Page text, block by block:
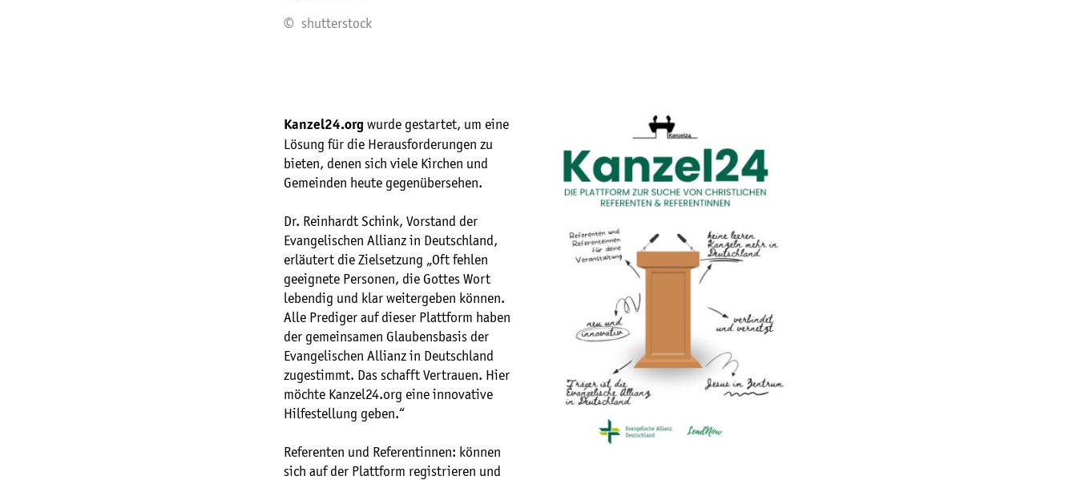
© shutterstock
Kanzel24.org wurde gestartet, um eine
Lösung für die Herausforderungen zu
bieten, denen sich viele Kirchen und
Gemeinden heute gegenübersehen.
Dr. Reinhardt Schink, Vorstand der
Evangelischen Allianz in Deutschland,
erläutert die Zielsetzung „Oft fehlen
geeignete Personen, die Gottes Wort
lebendig und klar weitergeben können.
Alle Prediger auf dieser Plattform haben
der gemeinsamen Glaubensbasis der
Evangelischen Allianz in Deutschland
zugestimmt. Das schafft Vertrauen. Hier
möchte Kanzel24.org eine innovative
Hilfestellung geben.“
Referenten und Referentinnen: können
sich auf der Plattform registrieren und